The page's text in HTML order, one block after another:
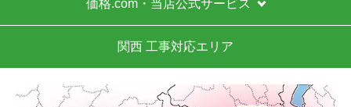
価格.com・当店公式サービス
関西 工事対応エリア